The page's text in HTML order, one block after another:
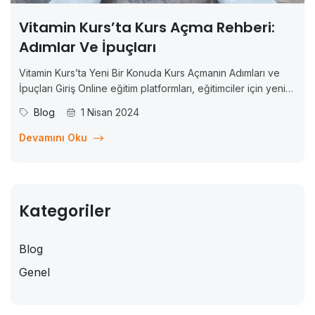
Vitamin Kurs’ta Kurs Açma Rehberi:
Adımlar Ve İpuçları
Vitamin Kurs’ta Yeni Bir Konuda Kurs Açmanın Adımları ve
İpuçları Giriş Online eğitim platformları, eğitimciler için yeni
fırsatı sunmaktadır. Vitamin Kurs da bu platformlardan biri
olarak, eğitimcilerin kendi kurslarını açmalarını kolaylaştıran
Blog 1 Nisan 2024
Devamını Oku
Kategoriler
Blog
Genel